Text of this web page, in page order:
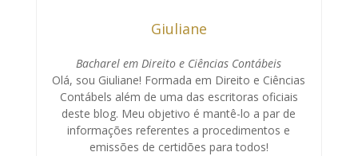
Giuliane
Bacharel em Direito e Ciências Contábeis
Olá, sou Giuliane! Formada em Direito e Ciências
Contábels além de uma das escritoras oficiais
deste blog. Meu objetivo é mantê-lo a par de
informações referentes a procedimentos e
emissões de certidões para todos!